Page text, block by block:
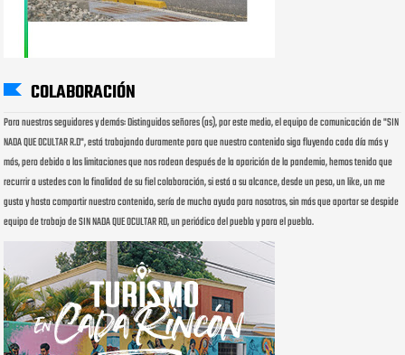
COLABORACIÓN
Para nuestros seguidores y demás: Distinguidos señores (as), por este medio, el equipo de comunicación de "SIN
NADA QUE OCULTAR R.D", está trabajando duramente para que nuestro contenido siga fluyendo cada día más y
más, pero debido a las limitaciones que nos rodean después de la aparición de la pandemia, hemos tenido que
recurrir a ustedes con la finalidad de su fiel colaboración, si está a su alcance, desde un peso, un like, un me
gusta y hasta compartir nuestro contenido, sería de mucha ayuda para nosotros, sin más que aportar se despide
equipo de trabajo de SIN NADA QUE OCULTAR RD, un periódico del pueblo y para el pueblo.